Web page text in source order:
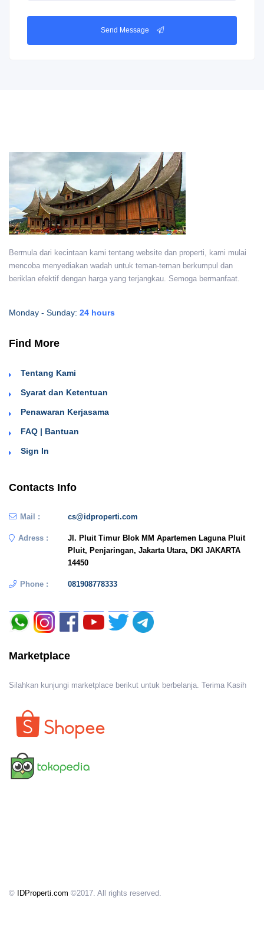
Send Message
Bermula dari kecintaan kami tentang website dan properti, kami mulai
mencoba menyediakan wadah untuk teman-teman berkumpul dan
beriklan efektif dengan harga yang terjangkau. Semoga bermanfaat.
Monday - Sunday: 24 hours
Find More
Tentang Kami
Syarat dan Ketentuan
Penawaran Kerjasama
FAQ | Bantuan
Sign In
Contacts Info
Mail : cs@idproperti.com
Adress :
Jl. Pluit Timur Blok MM Apartemen Laguna Pluit
Pluit, Penjaringan, Jakarta Utara, DKI JAKARTA
14450
Phone : 081908778333
Marketplace
Silahkan kunjungi marketplace berikut untuk berbelanja. Terima Kasih
© IDProperti.com ©2017. All rights reserved.